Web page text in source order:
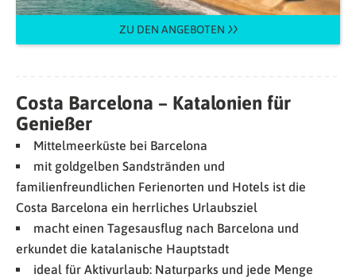
ZU DEN ANGEBOTEN
Costa Barcelona – Katalonien für
Genießer
Mittelmeerküste bei Barcelona
mit goldgelben Sandstränden und
familienfreundlichen Ferienorten und Hotels ist die
Costa Barcelona ein herrliches Urlaubsziel
macht einen Tagesausflug nach Barcelona und
erkundet die katalanische Hauptstadt
ideal für Aktivurlaub: Naturparks und jede Menge